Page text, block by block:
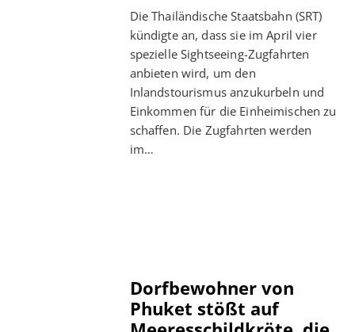
Die Thailändische Staatsbahn (SRT)
kündigte an, dass sie im April vier
spezielle Sightseeing-Zugfahrten
anbieten wird, um den
Inlandstourismus anzukurbeln und
Einkommen für die Einheimischen zu
schaffen. Die Zugfahrten werden
im…
Dorfbewohner von
Phuket stößt auf